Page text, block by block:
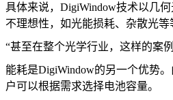
具体来说，DigiWindow技术以几
不理想性，如光能损耗、杂散光等
“甚至在整个光学行业，这样的案
能耗是DigiWindow的另一个优势
户可以根据需求选择电池容量。